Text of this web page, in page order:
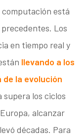
está
Los
en tiempo real y
llevando a los
la evolución
supera los ciclos
alcanzar
décadas. Para